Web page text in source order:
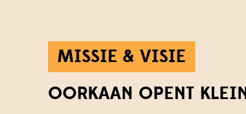
MISSIE & VISIE
OORKAAN OPENT